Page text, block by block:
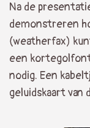
Na de
demonstreren
(weatherfax)
een
nodig. Een
geluidskaart van